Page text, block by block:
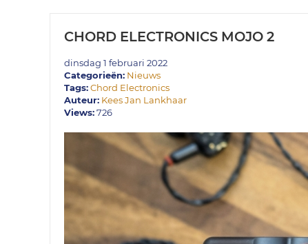
CHORD ELECTRONICS MOJO 2
dinsdag 1 februari 2022
Categorieën: Nieuws
Tags:Chord Electronics
Auteur: Kees Jan Lankhaar
Views:726